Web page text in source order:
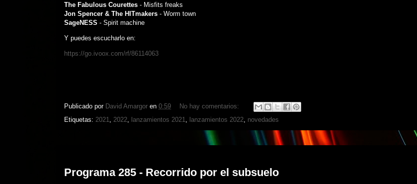
The Fabulous Courettes - Misfits freaks
Jon Spencer & The HITmakers - Worm town
SageNESS - Spirit machine
Y puedes escucharlo en:
https://go.ivoox.com/rf/86114063
Publicado por David Amargor en 0:59
No hay comentarios:
Etiquetas: 2021, 2022, lanzamientos 2021, lanzamientos 2022, novedades
Programa 285 - Recorrido por el subsuelo